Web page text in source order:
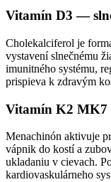
Vitamín D3 —
Cholekalciferol je
vystavení slnečnému
imunitného systému,
prispieva k zdravým
Vitamín K2 MK7
Menachinón aktivuje
vápnik do kostí a
ukladaniu v cievach.
kardiovaskulárneho